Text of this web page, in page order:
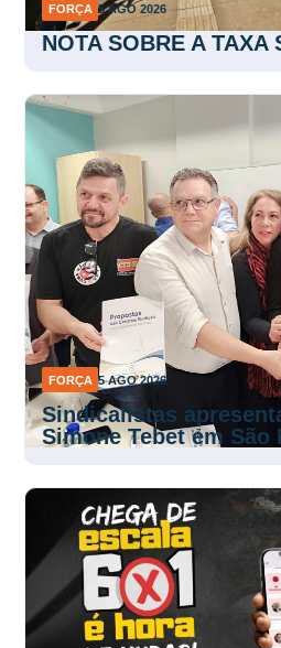
FORÇA 5 AGO 2026
NOTA SOBRE A TAXA
FORÇA 5 AGO 2026
Sindicalistas
Simone Tebet em São